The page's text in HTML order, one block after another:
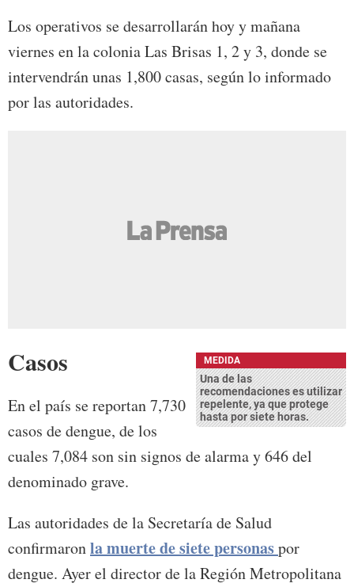
Los operativos se desarrollarán hoy y mañana
viernes en la colonia Las Brisas 1, 2 y 3, donde se
intervendrán unas 1,800 casas, según lo informado
por las autoridades.
MEDIDA
Una de las
recomendaciones es utilizar
repelente, ya que protege
hasta por siete horas.
Casos
En el país se reportan 7,730
casos de dengue, de los
cuales 7,084 son sin signos de alarma y 646 del
denominado grave.
Las autoridades de la Secretaría de Salud
confirmaronla muerte de siete personaspor
dengue. Ayer el director de la Región Metropolitana